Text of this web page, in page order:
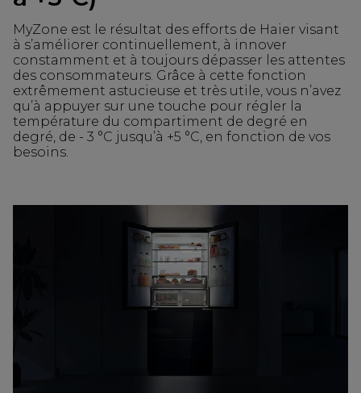
MyZone est le résultat des efforts de Haier visant
à s’améliorer continuellement, à innover
constamment et à toujours dépasser les attentes
des consommateurs. Grâce à cette fonction
extrêmement astucieuse et très utile, vous n’avez
qu’à appuyer sur une touche pour régler la
température du compartiment de degré en
degré, de - 3 °C jusqu’à +5 °C, en fonction de vos
besoins.